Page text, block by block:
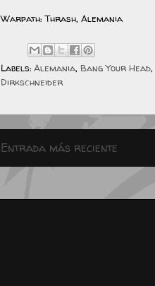
Warpath: Thrash, Alemania
Labels: Alemania, Bang Your Head,
Dirkschneider
Entrada más reciente